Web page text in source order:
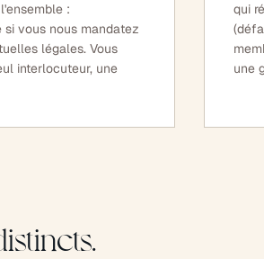
:
vous nous mandatez
légales. Vous
interlocuteur, une
qui
une